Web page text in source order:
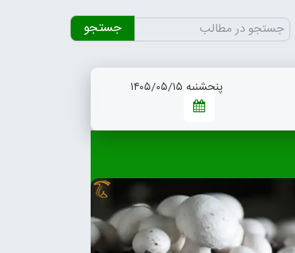
جستجو
برای:
پنجشنبه ۱۴۰۵/۰۵/۱۵